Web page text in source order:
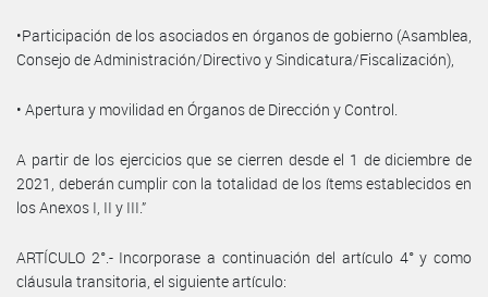
•Participación de los asociados en órganos de gobierno (Asamblea,
Consejo de Administración/Directivo y Sindicatura/Fiscalización),
• Apertura y movilidad en Órganos de Dirección y Control.
A partir de los ejercicios que se cierren desde el 1 de diciembre de
2021, deberán cumplir con la totalidad de los ítems establecidos en
los Anexos I, II y III.”
ARTÍCULO 2°.- Incorporase a continuación del artículo 4° y como
cláusula transitoria, el siguiente artículo: